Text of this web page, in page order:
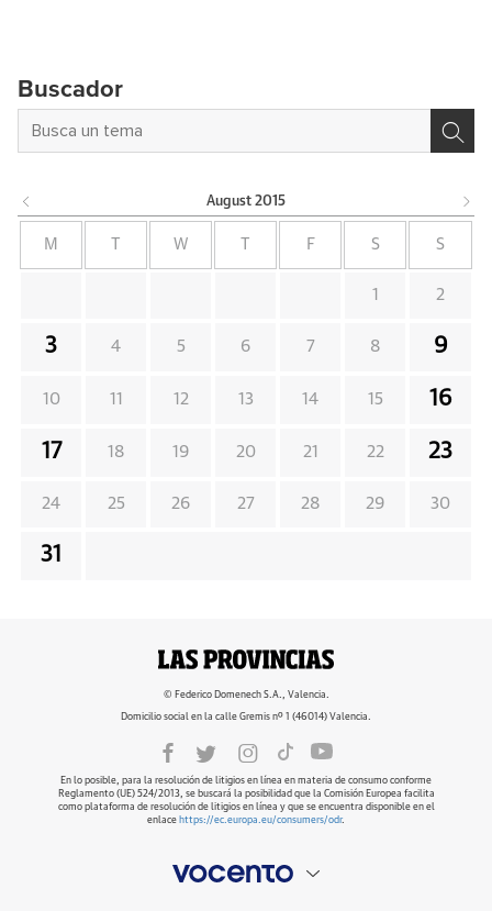
Buscador
August 2015
M W F S S
1 2
3 4 5 6 7 8 9
10 11 12 13 14 15 16
17 18 19 20 21 22 23
24 25 26 27 28 29 30
31
© Federico Domenech S.A., Valencia.
Domicilio social en la calle Gremis nº 1 (46014) Valencia.
En lo posible, para la resolución de litigios en línea en materia de consumo conforme
Reglamento (UE) 524/2013, se buscará la posibilidad que la Comisión Europea facilita
como plataforma de resolución de litigios en línea y que se encuentra disponible en el
enlace https://ec.europa.eu/consumers/odr.